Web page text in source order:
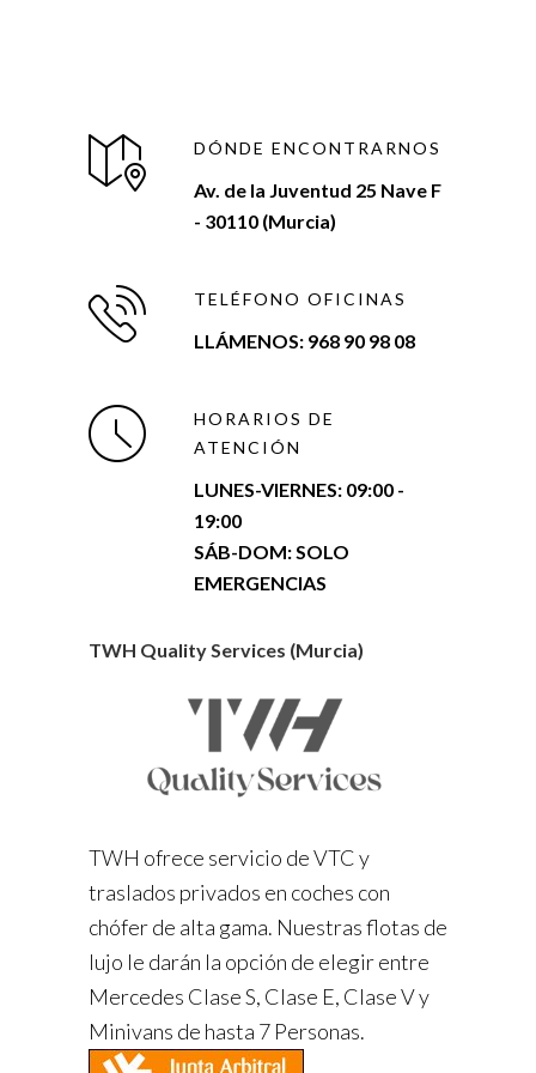
DÓNDE ENCONTRARNOS
Av. de la Juventud 25 Nave F
- 30110 (Murcia)
TELÉFONO OFICINAS
LLÁMENOS: 968 90 98 08
HORARIOS DE
ATENCIÓN
LUNES-VIERNES: 09:00 -
19:00
SÁB-DOM: SOLO
EMERGENCIAS
TWH Quality Services (Murcia)
TWH ofrece servicio de VTC y
traslados privados en coches con
chófer de alta gama. Nuestras flotas de
lujo le darán la opción de elegir entre
Mercedes Clase S, Clase E, Clase V y
Minivans de hasta 7 Personas.